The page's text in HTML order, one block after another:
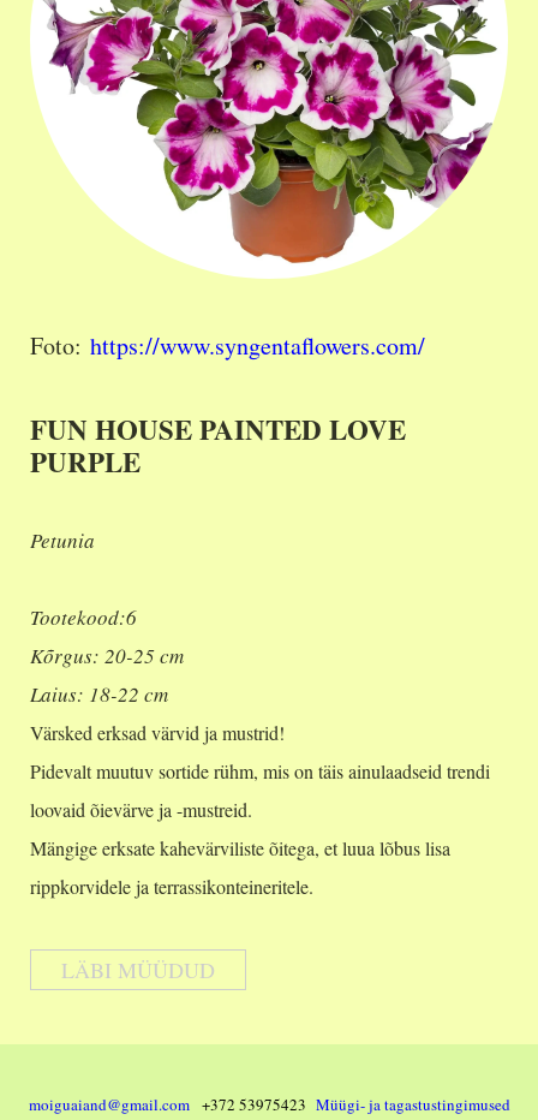
Foto: https://www.syngentaflowers.com/
FUN HOUSE PAINTED LOVE
PURPLE
Petunia
Tootekood:6
Kõrgus: 20-25 cm
Laius: 18-22 cm
Värsked erksad värvid ja mustrid!
Pidevalt muutuv sortide rühm, mis on täis ainulaadseid trendi
loovaid õievärve ja -mustreid.
Mängige erksate kahevärviliste õitega, et luua lõbus lisa
rippkorvidele ja terrassikonteineritele.
LÄBI MÜÜDUD
moiguaiand@gmail.com +372 53975423 Müügi- ja tagastustingimused